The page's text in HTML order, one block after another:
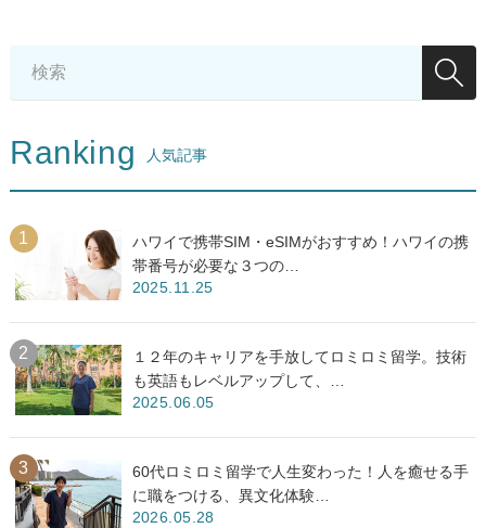
Ranking 人気記事
ハワイで携帯SIM・eSIMがおすすめ！ハワイの携
帯番号が必要な３つの…
2025.11.25
１２年のキャリアを手放してロミロミ留学。技術
も英語もレベルアップして、…
2025.06.05
60代ロミロミ留学で人生変わった！人を癒せる手
に職をつける、異文化体験…
2026.05.28